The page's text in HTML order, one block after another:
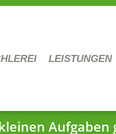
LEISTUNGEN
Aufgaben